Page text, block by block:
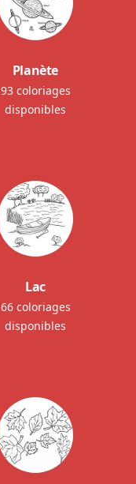
Planète
93 coloriages
disponibles
Lac
66 coloriages
disponibles